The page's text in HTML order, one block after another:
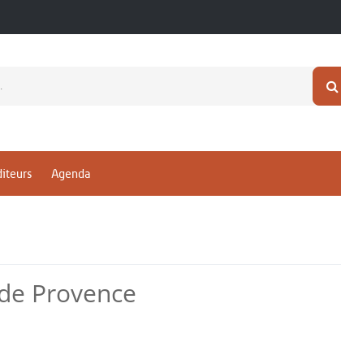
Agenda
Provence